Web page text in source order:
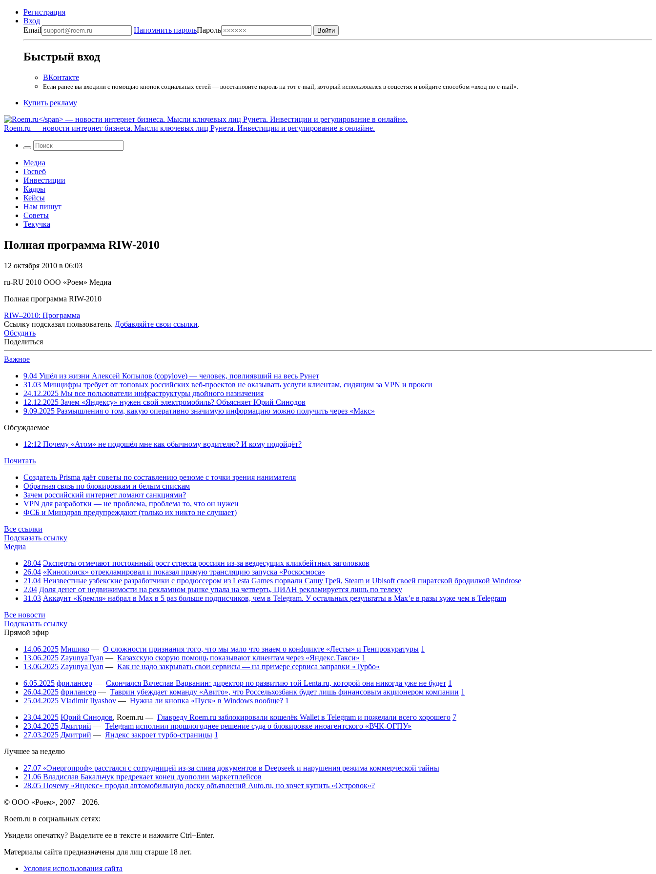
Регистрация
Вход
Email
Напомнить парольПароль
Быстрый вход
ВКонтакте
Если ранее вы входили с помощью кнопок социальных сетей — восстановите пароль на тот e-mail, который использовался в соцсетях и войдите способом «вход по e-mail».
Купить рекламу
Roem.ru — новости интернет бизнеса. Мысли ключевых лиц Рунета. Инвестиции и регулирование в онлайне.
Медиа
Госвеб
Инвестиции
Кадры
Кейсы
Нам пишут
Советы
Текучка
Полная программа RIW-2010
12 октября 2010 в 06:03
ru-RU 2010 ООО «Роем» Медиа
Полная программа RIW-2010
RIW–2010: Программа
Ссылку подсказал пользователь. Добавляйте свои ссылки.
Обсудить
Поделиться
Важное
9.04 Ушёл из жизни Алексей Копылов (copylove) — человек, повлиявший на весь Рунет
31.03 Минцифры требует от топовых российских веб-проектов не оказывать услуги клиентам, сидящим за VPN и прокси
24.12.2025 Мы все пользователи инфраструктуры двойного назначения
12.12.2025 Зачем «Яндексу» нужен свой электромобиль? Объясняет Юрий Синодов
9.09.2025 Размышления о том, какую оперативно значимую информацию можно получить через «Макс»
Обсуждаемое
12:12 Почему «Атом» не подошёл мне как обычному водителю? И кому подойдёт?
Почитать
Создатель Prisma даёт советы по составлению резюме с точки зрения нанимателя
Обратная связь по блокировкам и белым спискам
Зачем российский интернет ломают санкциями?
VPN для разработки — не проблема, проблема то, что он нужен
ФСБ и Минздрав предупреждают (только их никто не слушает)
Все ссылки
Подсказать ссылку
Медиа
28.04 Эксперты отмечают постоянный рост стресса россиян из-за вездесущих кликбейтных заголовков
26.04 «Кинопоиск» отрекламировал и показал прямую трансляцию запуска «Роскосмоса»
21.04 Неизвестные узбекские разработчики с продюссером из Lesta Games порвали Сашу Грей, Steam и Ubisoft своей пиратской бродилкой Windrose
2.04 Доля денег от недвижимости на рекламном рынке упала на четверть, ЦИАН рекламируется лишь по телеку
31.03 Аккаунт «Кремля» набрал в Max в 5 раз больше подписчиков, чем в Telegram. У остальных результаты в Max’е в разы хуже чем в Telegram
Все новости
Подсказать ссылку
Прямой эфир
14.06.2025 Мишико — О сложности признания того, что мы мало что знаем о конфликте «Лесты» и Генпрокуратуры 1
13.06.2025 ZayunyaTyan — Казахскую скорую помощь показывают клиентам через «Яндекс.Такси» 1
13.06.2025 ZayunyaTyan — Как не надо закрывать свои сервисы — на примере сервиса заправки «Турбо»
6.05.2025 фрилансер — Скончался Вячеслав Варванин: директор по развитию той Lenta.ru, которой она никогда уже не будет 1
26.04.2025 фрилансер — Таврин убеждает команду «Авито», что Россельхозбанк будет лишь финансовым акционером компании 1
25.04.2025 Vladimir Ilyashov — Нужна ли кнопка «Пуск» в Windows вообще? 1
23.04.2025 Юрий Синодов, Roem.ru — Главреду Roem.ru заблокировали кошелёк Wallet в Telegram и пожелали всего хорошего 7
23.04.2025 Дмитрий — Telegram исполнил прошлогоднее решение суда о блокировке иноагентского «ВЧК-ОГПУ»
27.03.2025 Дмитрий — Яндекс закроет турбо-страницы 1
Лучшее за неделю
27.07 «Энергопроф» расстался с сотрудницей из-за слива документов в Deepseek и нарушения режима коммерческой тайны
21.06 Владислав Бакальчук предрекает конец дуополии маркетплейсов
28.05 Почему «Яндекс» продал автомобильную доску объявлений Auto.ru, но хочет купить «Островок»?
© ООО «Роем», 2007 – 2026.
Roem.ru в социальных сетях:
Увидели опечатку? Выделите ее в тексте и нажмите Ctrl+Enter.
Материалы сайта предназначены для лиц старше 18 лет.
Условия использования сайта